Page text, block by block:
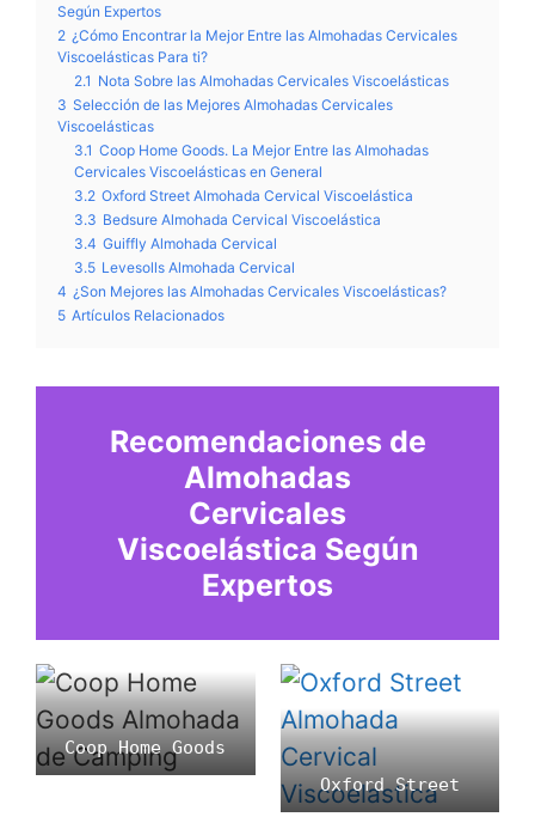
Según Expertos
2 ¿Cómo Encontrar la Mejor Entre las Almohadas Cervicales
Viscoelásticas Para ti?
2.1 Nota Sobre las Almohadas Cervicales Viscoelásticas
3 Selección de las Mejores Almohadas Cervicales
Viscoelásticas
3.1 Coop Home Goods. La Mejor Entre las Almohadas
Cervicales Viscoelásticas en General
3.2 Oxford Street Almohada Cervical Viscoelástica
3.3 Bedsure Almohada Cervical Viscoelástica
3.4 Guiffly Almohada Cervical
3.5 Levesolls Almohada Cervical
4 ¿Son Mejores las Almohadas Cervicales Viscoelásticas?
5 Artículos Relacionados
Recomendaciones de
Almohadas
Cervicales
Viscoelástica Según
Expertos
Coop Home Goods
Oxford Street